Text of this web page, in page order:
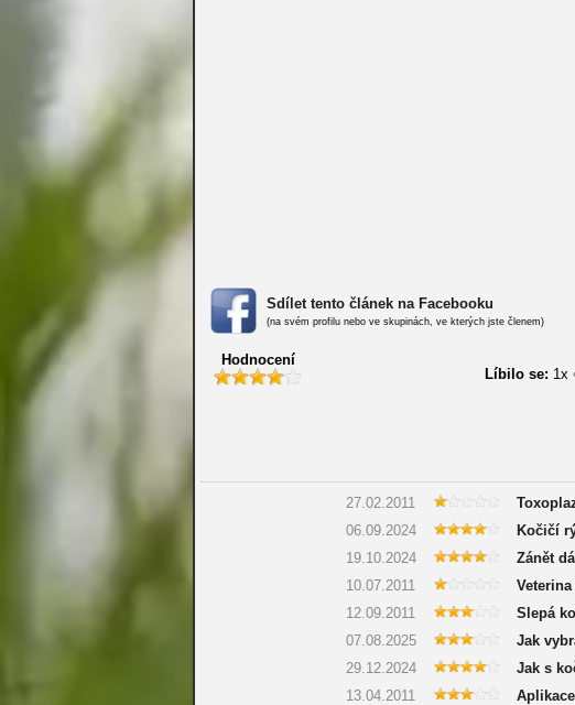
Sdílet tento článek na Facebooku
(na svém profilu nebo ve skupinách, ve kterých jste členem)
Hodnocení
Líbilo se: 1x
27.02.2011
06.09.2024
Kočičí
19.10.2024
Zánět
10.07.2011
12.09.2011
Slepá
07.08.2025
Jak
29.12.2024
Jak s
13.04.2011